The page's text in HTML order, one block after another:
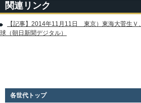
関連リンク
【記事】2014年11月11日 東京）東海大菅生
球（朝日新聞デジタル）
各世代トップ